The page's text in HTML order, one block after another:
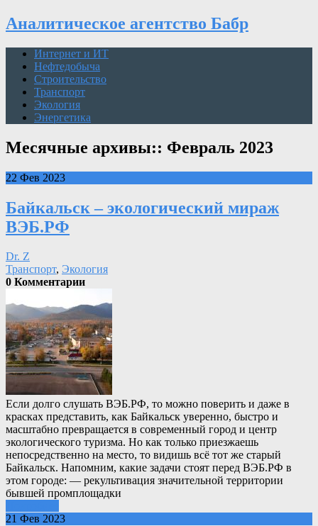
Аналитическое агентство Бабр
Интернет и ИТ
Нефтедобыча
Строительство
Транспорт
Экология
Энергетика
Месячные архивы:: Февраль 2023
22 Фев 2023
Байкальск – экологический мираж
ВЭБ.РФ
Dr. Z
Транспорт, Экология
0 Комментарии
Если долго слушать ВЭБ.РФ, то можно поверить и даже в
красках представить, как Байкальск уверенно, быстро и
масштабно превращается в современный город и центр
экологического туризма. Но как только приезжаешь
непосредственно на место, то видишь всё тот же старый
Байкальск. Напомним, какие задачи стоят перед ВЭБ.РФ в
этом городе: — рекультивация значительной территории
бывшей промплощадки
21 Фев 2023